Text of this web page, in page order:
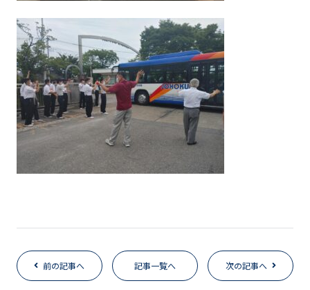
前の記事へ 記事一覧へ 次の記事へ